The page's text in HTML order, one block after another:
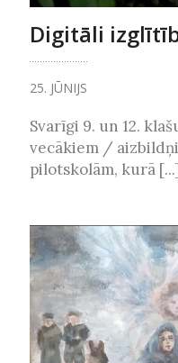
Digitāli
25. JŪNIJS
Svarīgi 9. un 12.
vecākiem /
pilotskolām, kurā